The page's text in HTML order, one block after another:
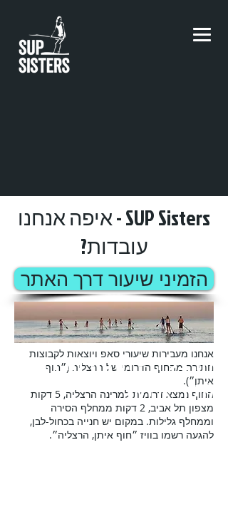
SUP Sisters - איפה אנחנו
עובדות?
הזמיני שיעור דרך האתר
אנחנו מעבירות שיעורי סאפ ויוצאות לקבוצות
חתירה מהחוף הדרומי של הרצליה (״חוף
איתן״).
החוף נמצא דרומית למרינה הרצליה, 5 דקות
מצפון תל אביב, 2 דקות ממחלף הסירה
וממחלף גלילות. במקום יש חנייה בכחול-לבן,
להגעה רשמו בוויז ״חוף איתן, הרצליה״.
הרצליה - החוף הדרומי
(חוף איתן)